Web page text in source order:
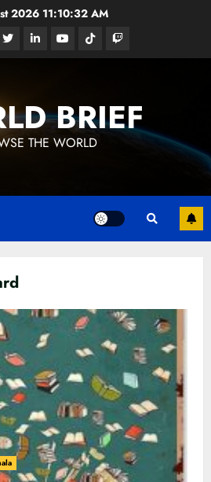
2026 11:10:33 AM
TwitterLinkedinYoutubeTiktokGoogle
News
BRIEF
THE WORLD